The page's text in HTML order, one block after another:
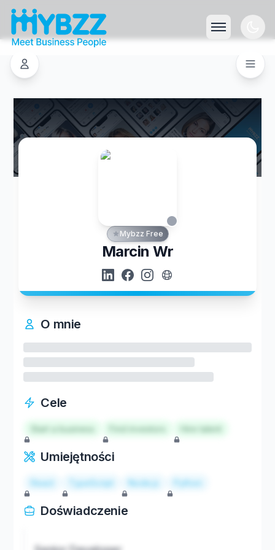
Mybzz Free
Marcin Wr
O mnie
Cele
Start a business Hire talent
Umiejętności
React TypeScript Node.js Python
Doświadczenie